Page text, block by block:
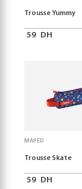
Trousse Yummy
59 DH
MAPED
Trousse Skate
59 DH